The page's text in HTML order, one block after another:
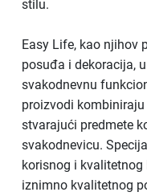
stilu.
Easy Life, kao njihov
posuđa i dekoracija,
svakodnevnu
proizvodi
stvarajući predmete
svakodnevicu.
korisnog i
iznimno kvalitetnog